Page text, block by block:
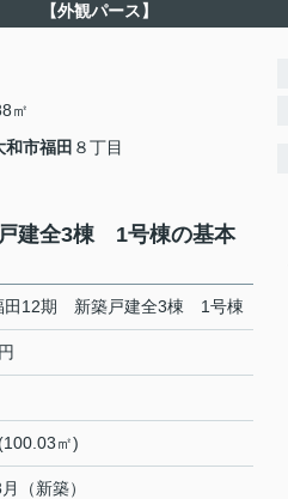
【外観パース】
㎡
和市福田 ８丁目
建全3棟 1号棟の基本
田12期 新築戸建全3棟 1号棟
㎡)
（新築）